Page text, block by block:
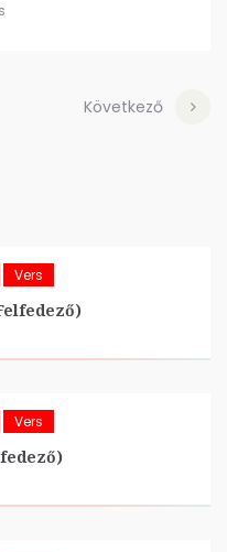
Következő
Vers
Vers